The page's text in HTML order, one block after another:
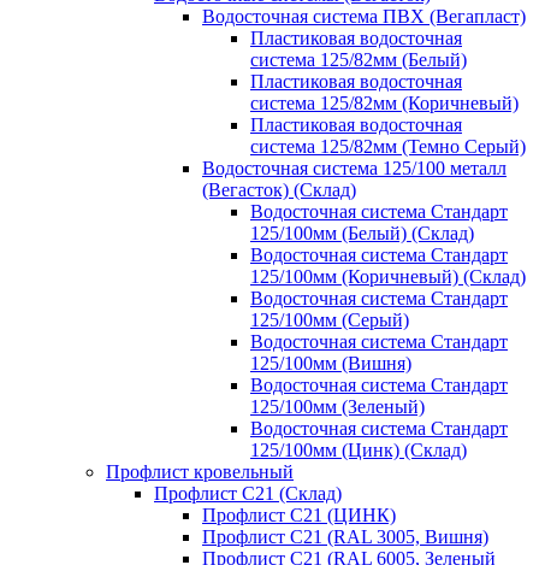
Водосточная система ПВХ (Вегапласт)
Пластиковая водосточная
система 125/82мм (Белый)
Пластиковая водосточная
система 125/82мм (Коричневый)
Пластиковая водосточная
система 125/82мм (Темно Серый)
Водосточная система 125/100 металл
(Вегасток) (Склад)
Водосточная система Стандарт
125/100мм (Белый) (Склад)
Водосточная система Стандарт
125/100мм (Коричневый) (Склад)
Водосточная система Стандарт
125/100мм (Серый)
Водосточная система Стандарт
125/100мм (Вишня)
Водосточная система Стандарт
125/100мм (Зеленый)
Водосточная система Стандарт
125/100мм (Цинк) (Склад)
Профлист кровельный
Профлист С21 (Склад)
Профлист С21 (ЦИНК)
Профлист С21 (RAL 3005, Вишня)
Профлист С21 (RAL 6005, Зеленый